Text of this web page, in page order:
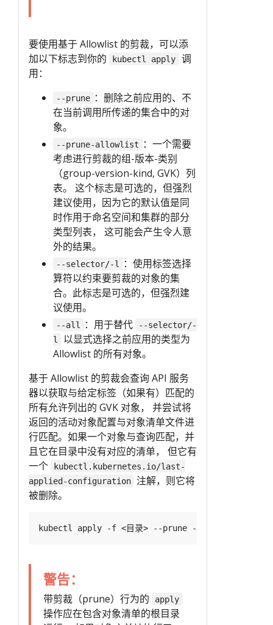
要使用基于 Allowlist 的剪裁，可以添
加以下标志到你的
kubectl apply
调
用：
--prune ：删除之前应用的、不
在当前调用所传递的集合中的对
象。
--prune-allowlist
：一个需要
考虑进行剪裁的组-版本-类别
（group-version-kind, GVK）列
表。 这个标志是可选的，但强烈
建议使用，因为它的默认值是同
时作用于命名空间和集群的部分
类型列表， 这可能会产生令人意
外的结果。
--selector/-l
：使用标签选择
算符以约束要剪裁的对象的集
合。此标志是可选的，但强烈建
议使用。
--all ：用于替代
--selector/-
l
以显式选择之前应用的类型为
Allowlist 的所有对象。
基于 Allowlist 的剪裁会查询 API 服务
器以获取与给定标签（如果有）匹配的
所有允许列出的 GVK 对象， 并尝试将
返回的活动对象配置与对象清单文件进
行匹配。如果一个对象与查询匹配，并
且它在目录中没有对应的清单， 但它有
一个
kubectl.kubernetes.io/last-
applied-configuration 注解，则它将
被删除。
kubectl apply -f <目录> --prune -l <标签> --
警告：
带剪裁（prune）行为的 apply
操作应在包含对象清单的根目录